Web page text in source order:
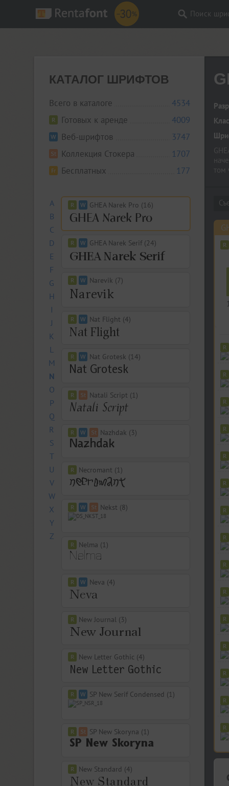
Поиск
КАТАЛОГ ШРИФТОВ
Всего в каталоге
4534
Готовых к аренде
4009
Веб-шрифтов
3747
Коллекция Стокера
1707
Бесплатных
177
A
B
C
D
E
F
G
H
I
J
K
L
M
N
O
P
Q
R
S
T
U
V
W
X
Y
Z
GHEA Narek Pro (16)
GHEA Narek Serif (24)
Narevik (7)
Nat Flight (4)
Nat Grotesk (14)
Natali Script (1)
Nazhdak (3)
Necromant (1)
Nekst (8)
Nelma (1)
Neva (4)
New Journal (3)
New Letter Gothic (4)
SP New Serif Condensed (1)
SP New Skoryna (1)
New Standard (4)
том